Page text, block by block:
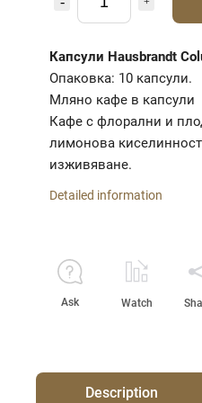
Капсули Hausbrandt
Опаковка: 10 капсули.
Мляно кафе в капсули
Кафе с флорални и
лимонова
изживяване.
Detailed information
Ask Watch
Description